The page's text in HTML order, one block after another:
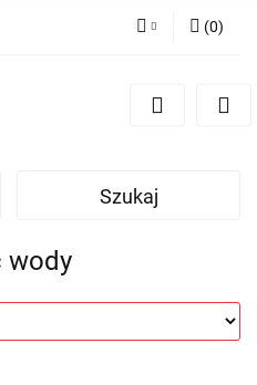
Zarejestruj się
(0)
Szukaj
wody